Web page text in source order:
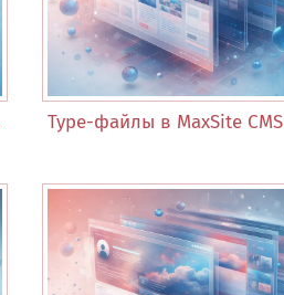
Type-файлы в MaxSite CMS